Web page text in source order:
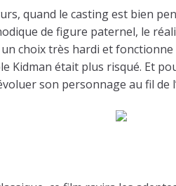
quand le casting est bien
de figure paternel, le
un choix très hardi et
Kidman était plus risqué. Et
son personnage au fil de